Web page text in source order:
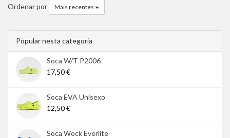
Ordenar por Mais recentes
Popular nesta categoria
Soca W/T P2006
17,50 €
Soca EVA Unisexo
12,50 €
Soca Wock Everlite